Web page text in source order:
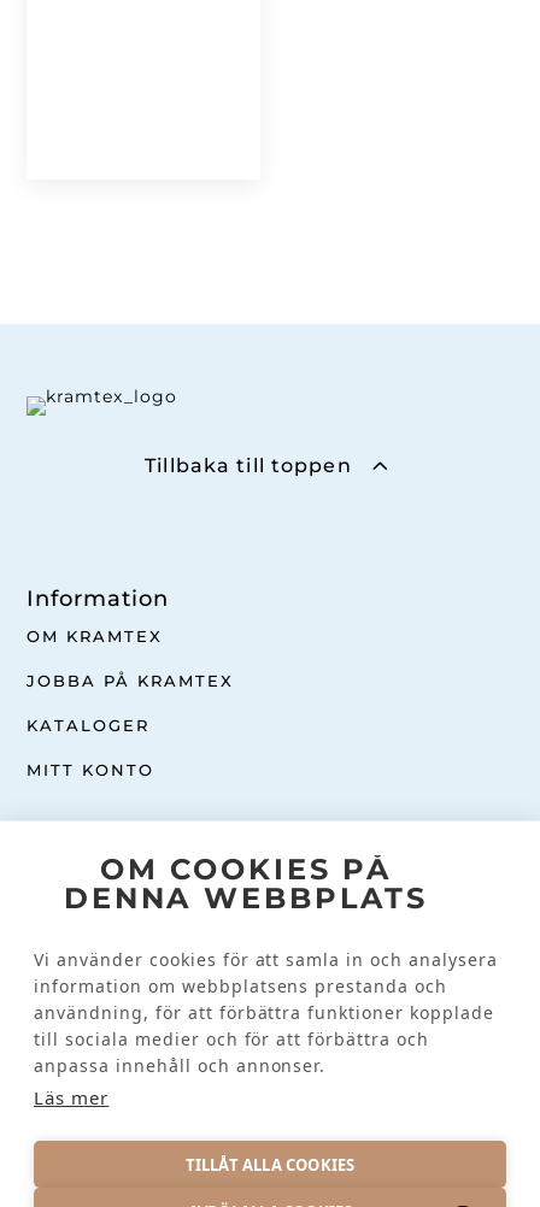
OM COOKIES PÅ
DENNA WEBBPLATS
Vi använder cookies för att samla in och analysera
information om webbplatsens prestanda och
användning, för att förbättra funktioner kopplade
till sociala medier och för att förbättra och
anpassa innehåll och annonser.
Läs mer
TILLÅT ALLA COOKIES
Tillbaka till toppen
Information
OM KRAMTEX
JOBBA PÅ KRAMTEX
KATALOGER
MITT KONTO
FACEBOOK
Kundinformation
KONTAKTA OSS
VANLIGA FRÅGOR